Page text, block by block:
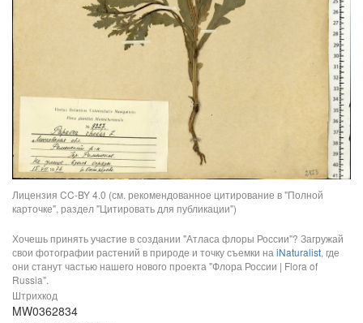
Лицензия CC-BY 4.0 (см. рекомендованное цитирование в "Полной
карточке", раздел "Цитировать для публикации")
Хочешь принять участие в создании "Атласа флоры России"? Загружай
свои фотографии растений в природе и точку съемки на iNaturalist, где
они станут частью нашего нового проекта "Флора России | Flora of
Russia".
Штрихкод
MW0362834